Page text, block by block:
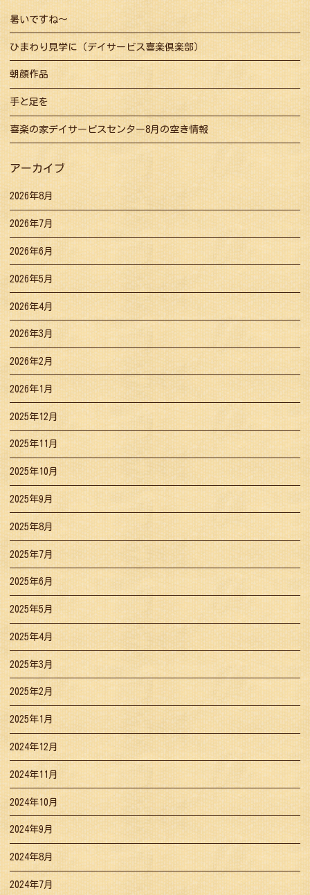
暑いですね～
ひまわり見学に（デイサービス喜楽倶楽部）
朝顔作品
手と足を
喜楽の家デイサービスセンター8月の空き情報
アーカイブ
2026年8月
2026年7月
2026年6月
2026年5月
2026年4月
2026年3月
2026年2月
2026年1月
2025年12月
2025年11月
2025年10月
2025年9月
2025年8月
2025年7月
2025年6月
2025年5月
2025年4月
2025年3月
2025年2月
2025年1月
2024年12月
2024年11月
2024年10月
2024年9月
2024年8月
2024年7月